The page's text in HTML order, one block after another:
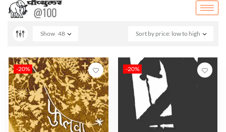
Sort by price: low to high
Show 48
-20% -20%